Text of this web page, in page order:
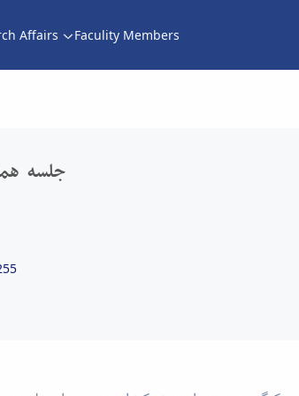
Affairs Faculity Members
هماهنگی کنگره های ترویج و
جلسه